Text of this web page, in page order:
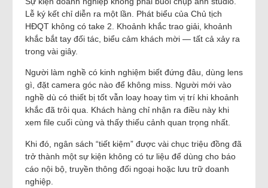
Lễ ký kết chỉ diễn ra một lần. Phát biểu của Chủ tịch
HĐQT không có take 2. Khoảnh khắc trao giải, khoảnh
khắc bắt tay đối tác, biểu cảm khách mời — tất cả xảy ra
trong vài giây.
Người làm nghề có kinh nghiệm biết đứng đâu, dùng lens
gì, đặt camera góc nào để không miss. Người mới vào
nghề dù có thiết bị tốt vẫn loay hoay tìm vị trí khi khoảnh
khắc đã trôi qua. Khách hàng chỉ nhận ra điều này khi
xem file cuối cùng và thấy thiếu cảnh quan trọng nhất.
Khi đó, ngân sách “tiết kiệm” được vài chục triệu đồng đã
trở thành một sự kiện không có tư liệu để dùng cho báo
cáo nội bộ, truyền thông đối ngoại hoặc lưu trữ doanh
nghiệp.